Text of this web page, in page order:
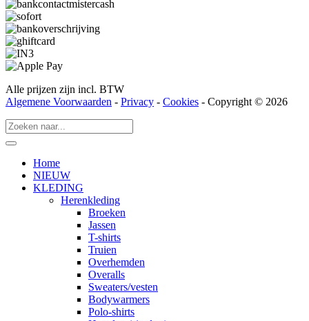
Alle prijzen zijn incl. BTW
Algemene Voorwaarden - Privacy - Cookies - Copyright © 2026
Home
NIEUW
KLEDING
Herenkleding
Broeken
Jassen
T-shirts
Truien
Overhemden
Overalls
Sweaters/vesten
Bodywarmers
Polo-shirts